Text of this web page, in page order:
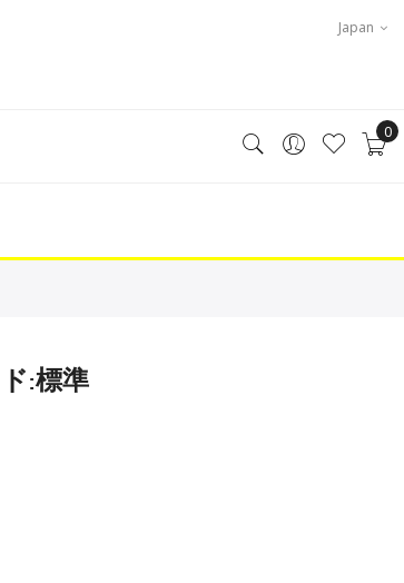
Japan
0
ド:標準